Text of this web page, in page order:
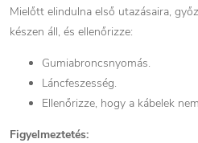
Mielőtt elindulna első utazásaira,
készen áll, és ellenőrizze:
Gumiabroncsnyomás.
Láncfeszesség.
Ellenőrizze, hogy a kábelek
Figyelmeztetés: